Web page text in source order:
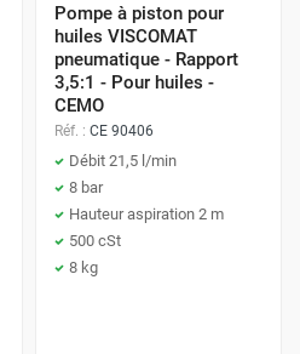
Pompe à piston pour
huiles VISCOMAT
pneumatique - Rapport
3,5:1 - Pour huiles -
CEMO
Réf. : CE 90406
Débit 21,5 l/min
8 bar
Hauteur aspiration 2 m
500 cSt
8 kg